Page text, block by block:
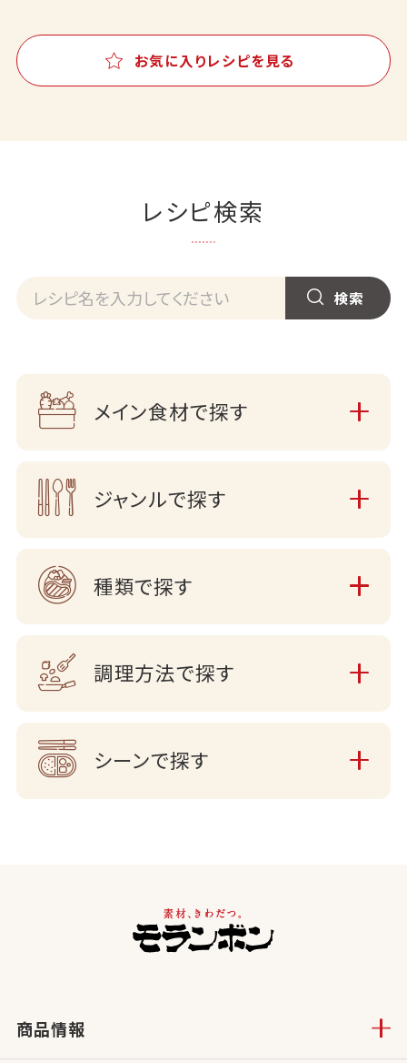
お気に入りレシピを見る
レシピ検索
メイン食材で探す
ジャンルで探す
種類で探す
調理方法で探す
シーンで探す
商品情報